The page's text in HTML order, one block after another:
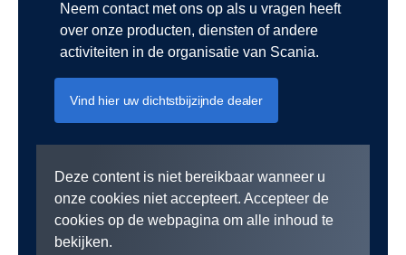
Neem contact met ons op als u vragen heeft
over onze producten, diensten of andere
activiteiten in de organisatie van Scania.
Vind hier uw dichtstbijzijnde dealer
Deze content is niet bereikbaar wanneer u
onze cookies niet accepteert. Accepteer de
cookies op de webpagina om alle inhoud te
bekijken.